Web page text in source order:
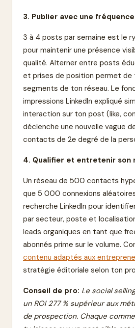
3. Publier avec une
3 à 4 posts par semaine est le
pour maintenir une présence
qualité. Alterner entre posts
et prises de position permet
segments de ton réseau. Le
impressions LinkedIn expliqué
interaction sur ton post (like,
déclenche une nouvelle vague
contacts de 2e degré de la
4. Qualifier et entretenir son
Un réseau de 500 contacts
que 5 000 connexions
recherche LinkedIn pour
par secteur, poste et
leads organiques en tant que
abonnés prime sur le volume.
contenu adaptés aux
stratégie éditoriale selon ton
Conseil de pro: Le social
un ROI 277 % supérieur aux
de prospection. Chaque